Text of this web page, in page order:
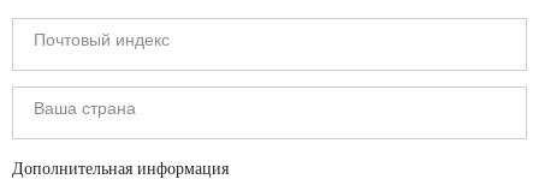
Дополнительная информация